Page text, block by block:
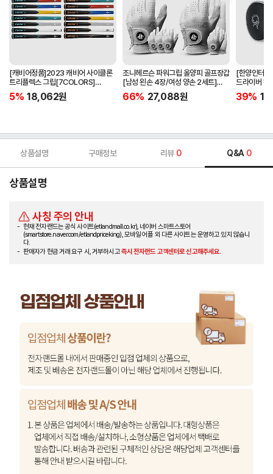
[캐비어정품]2023 캐비어 사이클론
트리플렉스 그립[7COLORS]
[라운드][39g/42g/46g/50g]
[R/S 토크]
5% 18,062원
조니헤르슨 파워그립 올양피 골프장갑
[남성 왼손 4장/여성 양손 2세트]
[화이트][케이스포함]
66% 27,088원
[한양인터
드라이버 헤
[HD-302]
39%
상품설명 구매정보 리뷰 0 Q&A 0
상품설명
사칭 주의 안내
현재 전자랜드는 공식 사이트(etlandmall.co.kr), 네이버 스마트스토어
(smartstore.naver.com/etlandpriceking), 모바일 어플 외 다른 사이트는 운영하고 있지 않습니
다.
판매자가 현금 거래 요구 시, 거부하시고즉시 전자랜드 고객센터로 신고해주세요.